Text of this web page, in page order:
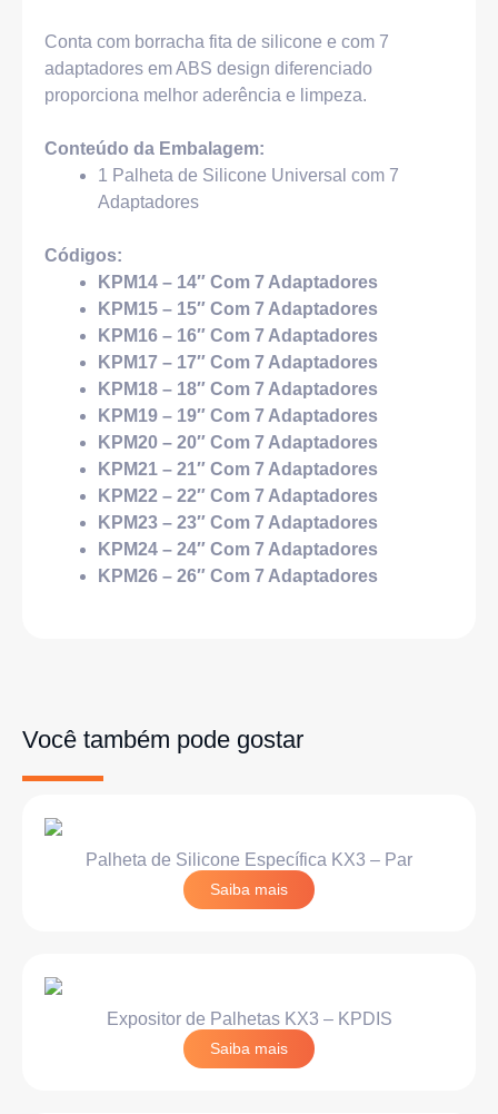
Conta com borracha fita de silicone e com 7
adaptadores em ABS design diferenciado
proporciona melhor aderência e limpeza.
Conteúdo da Embalagem:
1 Palheta de Silicone Universal com 7
Adaptadores
Códigos:
KPM14 – 14″ Com 7 Adaptadores
KPM15 – 15″ Com 7 Adaptadores
KPM16 – 16″ Com 7 Adaptadores
KPM17 – 17″ Com 7 Adaptadores
KPM18 – 18″ Com 7 Adaptadores
KPM19 – 19″ Com 7 Adaptadores
KPM20 – 20″ Com 7 Adaptadores
KPM21 – 21″ Com 7 Adaptadores
KPM22 – 22″ Com 7 Adaptadores
KPM23 – 23″ Com 7 Adaptadores
KPM24 – 24″ Com 7 Adaptadores
KPM26 – 26″ Com 7 Adaptadores
Você também pode gostar
Palheta de Silicone Específica KX3 – Par
Saiba mais
Expositor de Palhetas KX3 – KPDIS
Saiba mais